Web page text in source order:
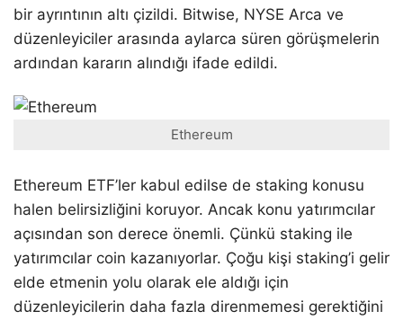
bir ayrıntının altı çizildi. Bitwise, NYSE Arca ve
düzenleyiciler arasında aylarca süren görüşmelerin
ardından kararın alındığı ifade edildi.
Ethereum
Ethereum ETF’ler kabul edilse de staking konusu
halen belirsizliğini koruyor. Ancak konu yatırımcılar
açısından son derece önemli. Çünkü staking ile
yatırımcılar coin kazanıyorlar. Çoğu kişi staking’i gelir
elde etmenin yolu olarak ele aldığı için
düzenleyicilerin daha fazla direnmemesi gerektiğini